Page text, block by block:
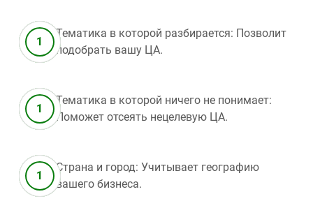
Тематика в которой разбирается: Позволит
подобрать вашу ЦА.
Тематика в которой ничего не понимает:
Поможет отсеять нецелевую ЦА.
Страна и город: Учитывает географию
вашего бизнеса.